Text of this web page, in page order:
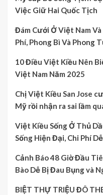
Việc Giữ Hai Quốc Tịch
Đám Cưới Ở Việt Nam
Phí, Phong Bì Và Phong
10 Điều Việt Kiều Nên
Việt Nam Năm 2025
Chị Việt Kiều San Jose
Mỹ rồi nhận ra sai lầm
Việt Kiều Sống Ở Thủ
Sống Hiện Đại, Chi Phí
Cảnh Báo 48 Giờ Đầu
Bào Dễ Bị Đau Bụng và
BIỆT THỰ TRIỆU ĐÔ